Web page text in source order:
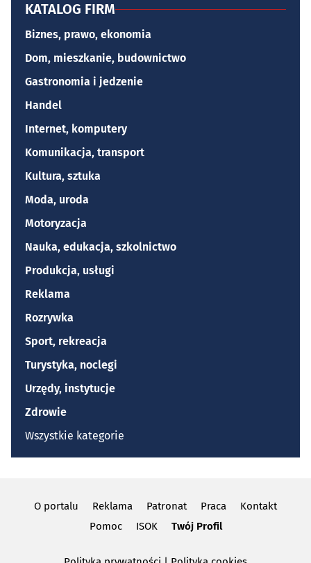
KATALOG FIRM
Biznes, prawo, ekonomia
Dom, mieszkanie, budownictwo
Gastronomia i jedzenie
Handel
Internet, komputery
Komunikacja, transport
Kultura, sztuka
Moda, uroda
Motoryzacja
Nauka, edukacja, szkolnictwo
Produkcja, usługi
Reklama
Rozrywka
Sport, rekreacja
Turystyka, noclegi
Urzędy, instytucje
Zdrowie
Wszystkie kategorie
O portalu Reklama Patronat Praca
Kontakt
Pomoc
ISOK Twój Profil